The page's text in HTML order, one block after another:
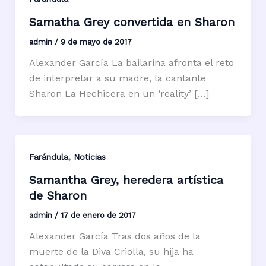
Samatha Grey convertida en Sharon
admin / 9 de mayo de 2017
Alexander García La bailarina afronta el reto
de interpretar a su madre, la cantante
Sharon La Hechicera en un ‘reality’ […]
Farándula, Noticias
Samantha Grey, heredera artística
de Sharon
admin / 17 de enero de 2017
Alexander García Tras dos años de la
muerte de la Diva Criolla, su hija ha